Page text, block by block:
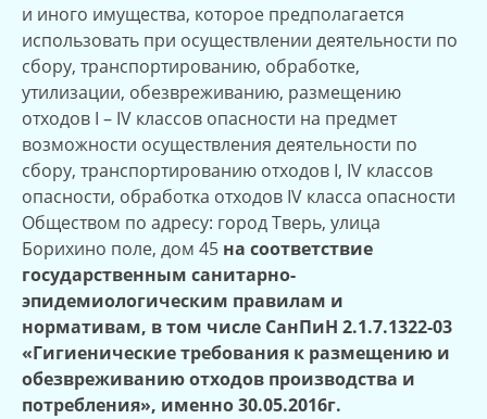
и иного имущества, которое предполагается
использовать при осуществлении деятельности по
сбору, транспортированию, обработке,
утилизации, обезвреживанию, размещению
отходов I – IV классов опасности на предмет
возможности осуществления деятельности по
сбору, транспортированию отходов I, IV классов
опасности, обработка отходов IV класса опасности
Обществом по адресу: город Тверь, улица
Борихино поле, дом 45 на соответствие
государственным санитарно-
эпидемиологическим правилам и
нормативам, в том числе СанПиН 2.1.7.1322-03
«Гигиенические требования к размещению и
обезвреживанию отходов производства и
потребления», именно 30.05.2016г.